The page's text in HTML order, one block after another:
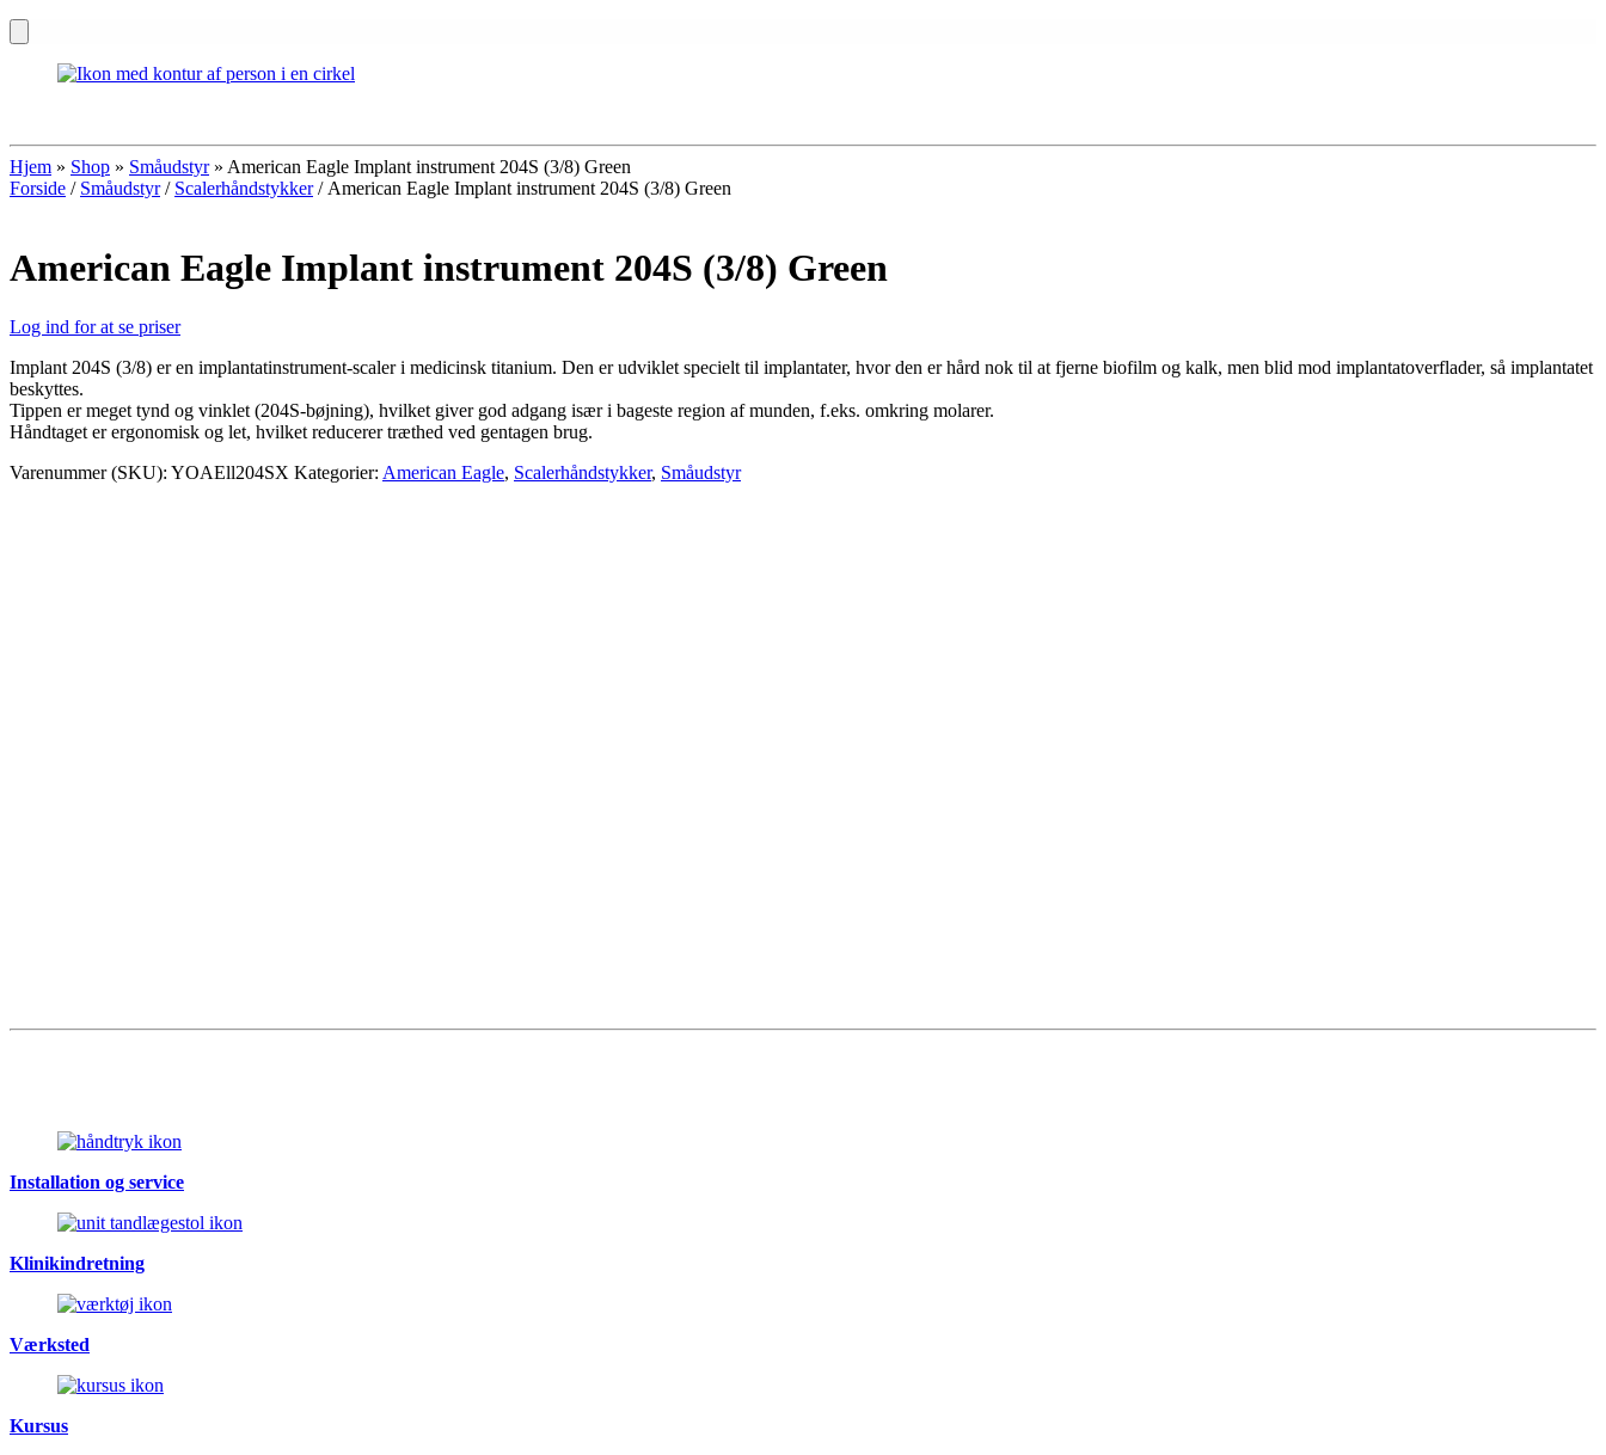
Hjem » Shop » Småudstyr» American Eagle Implant instrument 204S (3/8) Green
Forside / Småudstyr/ Scalerhåndstykker/ American Eagle Implant instrument 204S (3/8) Green
American Eagle Implant instrument 204S (3/8) Green
Log ind for at se priser
Implant 204S (3/8) er en implantatinstrument-scaler i medicinsk titanium. Den er udviklet specielt til implantater, hvor den er hård nok til at fjerne biofilm og kalk, men blid mod implantatoverflader, så implantatet
beskyttes.
Tippen er meget tynd og vinklet (204S-bøjning), hvilket giver god adgang især i bageste region af munden, f.eks. omkring molarer.
Håndtaget er ergonomisk og let, hvilket reducerer træthed ved gentagen brug.
Varenummer (SKU): YOAEll204SX Kategorier: American Eagle, Scalerhåndstykker, Småudstyr
Installation og service
Klinikindretning
Værksted
Kursus